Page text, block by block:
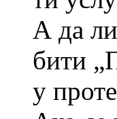
А да
бити
у